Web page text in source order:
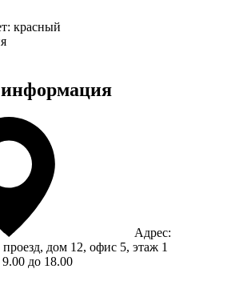
красный
Адрес:
дом 12, офис 5, этаж 1
до 18.00